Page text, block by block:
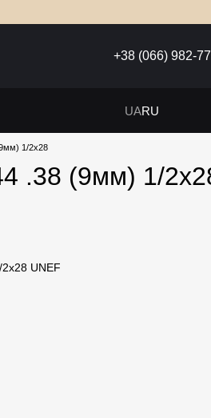
+38 (066) 982-
UARU
1/2x28
.38 (9мм) 1/
UNEF